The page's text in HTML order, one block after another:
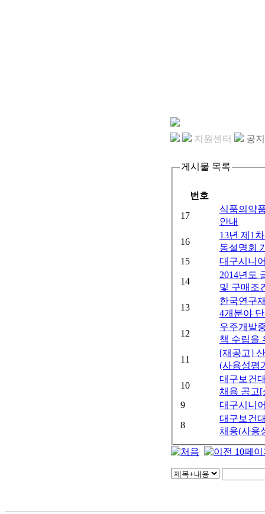
지원센터 공
게시물 목록
번호
17
식품의약
안내
16
13년 제1
동설명회
15
대구시니
14
2014년도
및 구매조
13
한국연구
4개분야
12
우주개발
책 수립을
11
[재공고]
(사용성평
10
대구보건
채용 공고[
9
대구시니
8
대구보건
채용(사용